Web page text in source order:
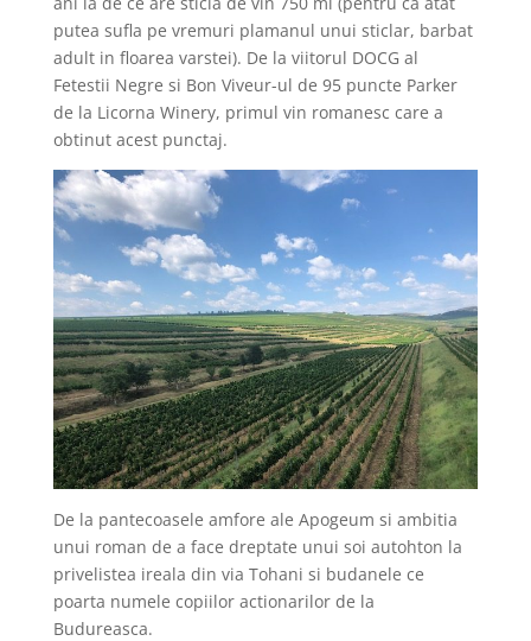
putea sufla pe vremuri plamanul unui sticlar, barbat
adult in floarea varstei). De la viitorul DOCG al
Fetestii Negre si Bon Viveur-ul de 95 puncte Parker
de la Licorna Winery, primul vin romanesc care a
obtinut acest punctaj.
De la pantecoasele amfore ale Apogeum si ambitia
unui roman de a face dreptate unui soi autohton la
privelistea ireala din via Tohani si budanele ce
poarta numele copiilor actionarilor de la
Budureasca.